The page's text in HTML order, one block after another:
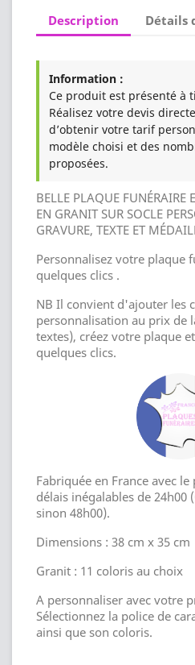
Description Détails
Information :
Ce produit est présenté à
Réalisez votre devis
d’obtenir votre tarif
modèle choisi et des
proposées.
BELLE PLAQUE FUNÉRAIRE
EN GRANIT SUR SOCLE
GRAVURE, TEXTE ET
Personnalisez votre plaque
quelques clics .
NB Il convient d'ajouter les
personnalisation au prix de
textes), créez votre plaque
quelques clics.
Fabriquée en France avec
délais inégalables de
sinon 48h00).
Dimensions : 38 cm x 35 cm
Granit : 11 coloris au choix
A personnaliser avec votre
Sélectionnez la police de
ainsi que son coloris.